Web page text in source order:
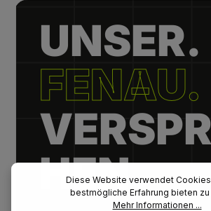
UNSER.
FENAU.
HEN.
Diese Website verwendet
bestmögliche Erfahrung bieten zu
Mehr Informationen ...